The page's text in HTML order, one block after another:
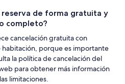
reserva de forma gratuita y
completo?
cancelación gratuita con
porque es importante
la política de cancelación del
para obtener más información
limitaciones.